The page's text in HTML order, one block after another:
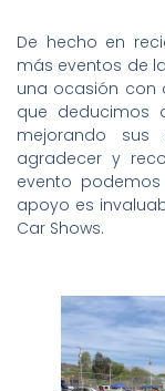
De hecho en
más eventos de
una ocasión con
que deducimos
mejorando
agradecer y
evento
apoyo es
Car Shows.